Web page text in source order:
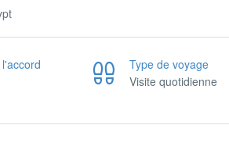
Type de voyage
Visite quotidienne